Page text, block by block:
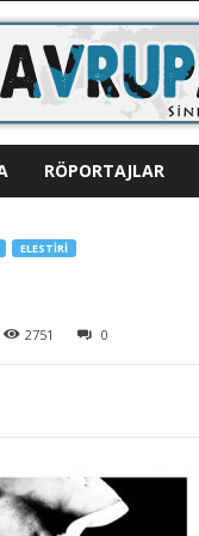
RÖPORTAJLAR
ELESTIRI
2751 0